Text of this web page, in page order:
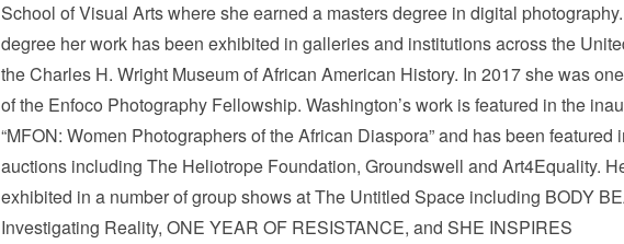
School of Visual Arts where she earned a masters degree in digital
degree her work has been exhibited in galleries and institutions across the
the Charles H. Wright Museum of African American History. In 2017 she was
of the Enfoco Photography Fellowship. Washington’s work is featured in the
“MFON: Women Photographers of the African Diaspora” and has been featured
auctions including The Heliotrope Foundation, Groundswell and Art4Equality.
exhibited in a number of group shows at The Untitled Space including BODY
Investigating Reality, ONE YEAR OF RESISTANCE, and SHE INSPIRES